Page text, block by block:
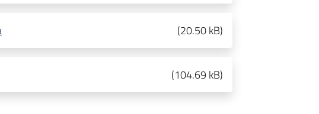
(20.50 kB)
(104.69 kB)